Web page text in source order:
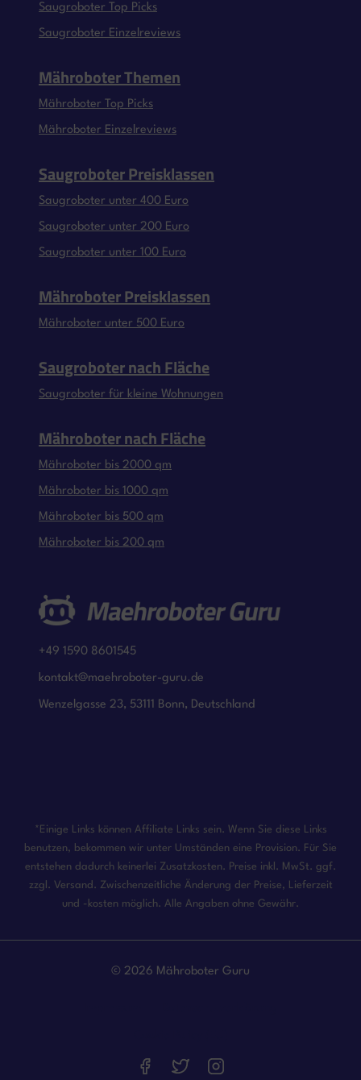
Saugroboter Top Picks
Saugroboter Einzelreviews
Mähroboter Themen
Mähroboter Top Picks
Mähroboter Einzelreviews
Saugroboter Preisklassen
Saugroboter unter 400 Euro
Saugroboter unter 200 Euro
Saugroboter unter 100 Euro
Mähroboter Preisklassen
Mähroboter unter 500 Euro
Saugroboter nach Fläche
Saugroboter für kleine Wohnungen
Mähroboter nach Fläche
Mähroboter bis 2000 qm
Mähroboter bis 1000 qm
Mähroboter bis 500 qm
Mähroboter bis 200 qm
+49 1590 8601545
kontakt@maehroboter-guru.de
Wenzelgasse 23, 53111 Bonn, Deutschland
*Einige Links können Affiliate Links sein. Wenn Sie diese Links
benutzen, bekommen wir unter Umständen eine Provision. Für Sie
entstehen dadurch keinerlei Zusatzkosten. Preise inkl. MwSt. ggf.
zzgl. Versand. Zwischenzeitliche Änderung der Preise, Lieferzeit
und -kosten möglich. Alle Angaben ohne Gewähr.
© 2026 Mähroboter Guru